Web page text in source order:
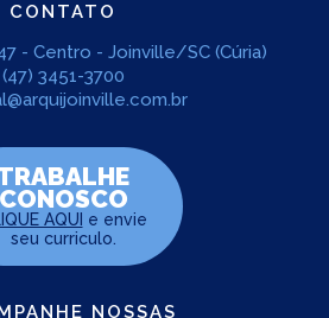
CONTATO
- Centro - Joinville/SC (Cúria)
(47) 3451-3700
CONOSCO
AQUI e envie
seu curriculo.
NOSSAS